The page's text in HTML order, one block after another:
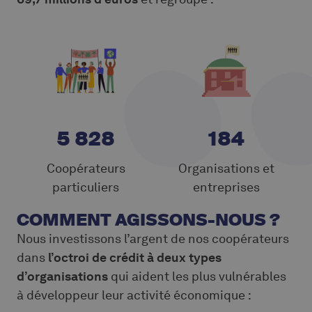
5 828
Coopérateurs
particuliers
184
Organisations et
entreprises
COMMENT AGISSONS-NOUS ?
Nous investissons l’argent de nos coopérateurs
dans l’octroi de crédit à deux types
d’organisations qui aident les plus vulnérables
à développeur leur activité économique :